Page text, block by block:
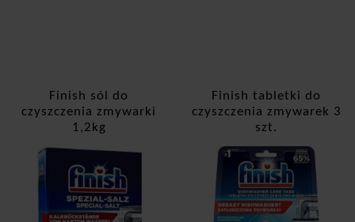
Finish sól do
czyszczenia zmywarki
1,2kg
Finish tabletki do
czyszczenia zmywarek 3
szt.